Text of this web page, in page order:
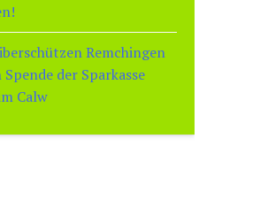
Remchingen
der Sparkasse
Calw